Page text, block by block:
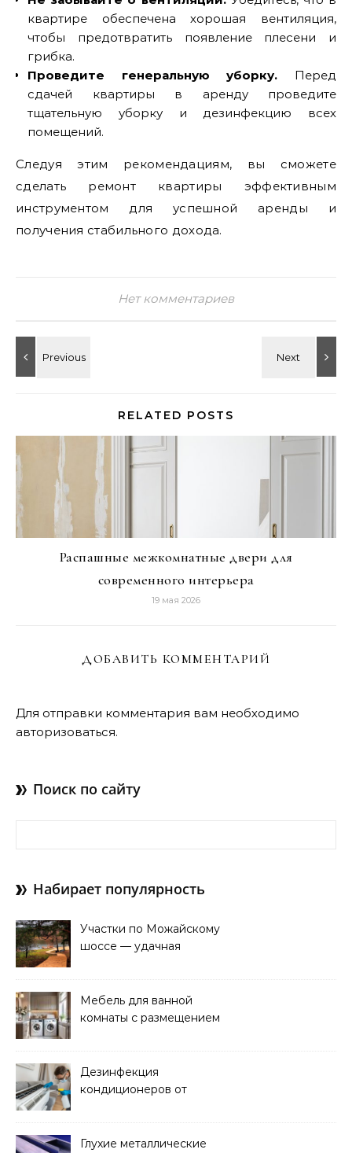
квартире обеспечена хорошая вентиляция,
чтобы предотвратить появление плесени и
грибка.
Проведите генеральную уборку. Перед
сдачей квартиры в аренду проведите
тщательную уборку и дезинфекцию всех
помещений.
Следуя этим рекомендациям, вы сможете
сделать ремонт квартиры эффективным
инструментом для успешной аренды и
получения стабильного дохода.
Нет комментариев
RELATED POSTS
Распашные межкомнатные двери для
современного интерьера
19 мая 2026
ДОБАВИТЬ КОММЕНТАРИЙ
Для отправки комментария вам необходимо
авторизоваться.
Поиск по сайту
Набирает популярность
Участки по Можайскому
шоссе — удачная
Мебель для ванной
комнаты с размещением
Дезинфекция
кондиционеров от
Глухие металлические